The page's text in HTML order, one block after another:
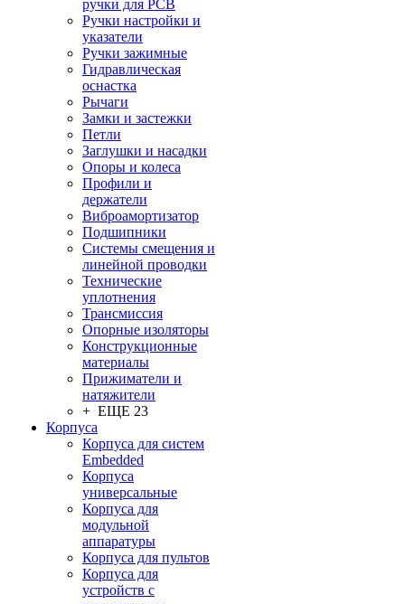
ручки для PCB
Ручки настройки и
указатели
Ручки зажимные
Гидравлическая
оснастка
Рычаги
Замки и застежки
Петли
Заглушки и насадки
Опоры и колеса
Профили и
держатели
Виброамортизатор
Подшипники
Системы смещения и
линейной проводки
Технические
уплотнения
Трансмиссия
Опорные изоляторы
Конструкционные
материалы
Прижиматели и
натяжители
+ ЕЩЕ 23
Корпуса
Корпуса для систем
Embedded
Корпуса
универсальные
Корпуса для
модульной
аппаратуры
Корпуса для пультов
Корпуса для
устройств с